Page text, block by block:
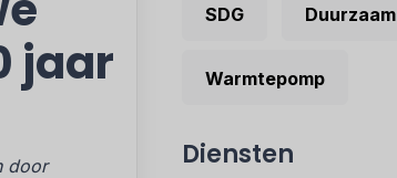
jaar
door
SDG Duurzaam
Warmtepomp
Diensten